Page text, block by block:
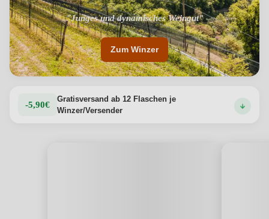
"Junges und dynamisches Weingut"
Zum Winzer
-5,90€
Gratisversand ab 12 Flaschen je
Winzer/Versender